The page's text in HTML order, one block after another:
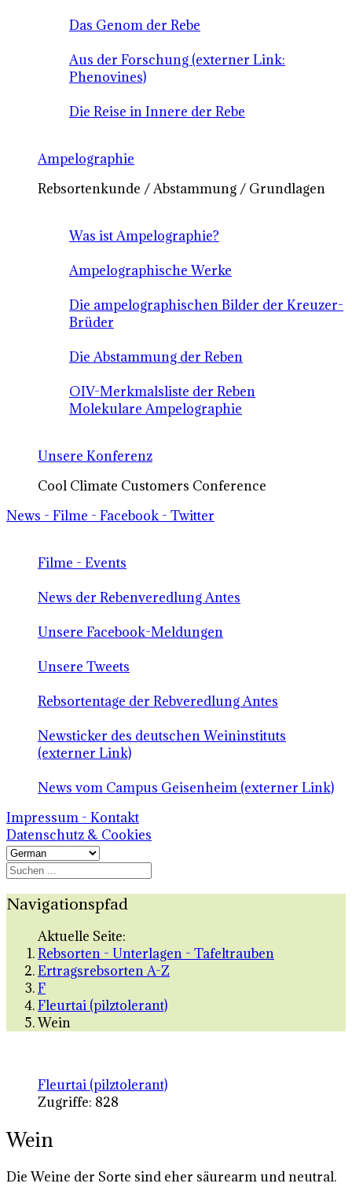
Das Genom der Rebe
Aus der Forschung (externer Link:
Phenovines)
Die Reise in Innere der Rebe
Ampelographie
Rebsortenkunde / Abstammung / Grundlagen
Was ist Ampelographie?
Ampelographische Werke
Die ampelographischen Bilder der Kreuzer-
Brüder
Die Abstammung der Reben
OIV-Merkmalsliste der Reben
Molekulare Ampelographie
Unsere Konferenz
Cool Climate Customers Conference
News - Filme - Facebook - Twitter
Filme - Events
News der Rebenveredlung Antes
Unsere Facebook-Meldungen
Unsere Tweets
Rebsortentage der Rebveredlung Antes
Newsticker des deutschen Weininstituts
(externer Link)
News vom Campus Geisenheim (externer Link)
Impressum - Kontakt
Datenschutz & Cookies
Navigationspfad
Aktuelle Seite:
Rebsorten - Unterlagen - Tafeltrauben
Ertragsrebsorten A-Z
F
Fleurtai (pilztolerant)
Wein
Fleurtai (pilztolerant)
Zugriffe: 828
Wein
Die Weine der Sorte sind eher säurearm und neutral.